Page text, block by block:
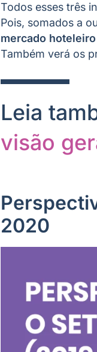
Todos esses três
Pois, somados a
mercado
Também verá os
Leia
visão
2020